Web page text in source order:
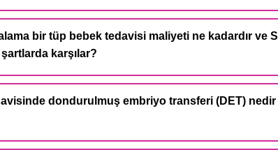
bir tüp bebek tedavisi maliyeti ne kadardır ve
karşılar?
dondurulmuş embriyo transferi (DET) nedir